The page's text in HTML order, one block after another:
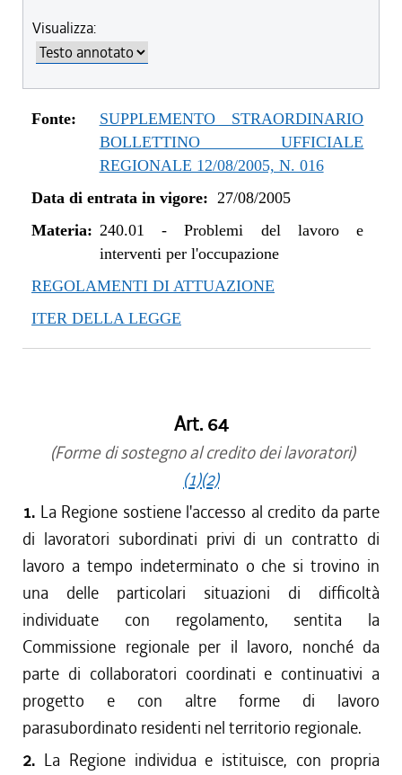
Visualizza:
Fonte:
SUPPLEMENTO STRAORDINARIO
BOLLETTINO UFFICIALE
REGIONALE 12/08/2005, N. 016
Data di entrata in vigore: 27/08/2005
Materia: 240.01 -Problemi del lavoro e
interventi per l'occupazione
REGOLAMENTI DI ATTUAZIONE
ITER DELLA LEGGE
Art. 64
(Forme di sostegno al credito dei lavoratori)
(1)(2)
1. La Regione sostiene l'accesso al credito da parte
di lavoratori subordinati privi di un contratto di
lavoro a tempo indeterminato o che si trovino in
una delle particolari situazioni di difficoltà
individuate con regolamento, sentita la
Commissione regionale per il lavoro, nonché da
parte di collaboratori coordinati e continuativi a
progetto e con altre forme di lavoro
parasubordinato residenti nel territorio regionale.
2. La Regione individua e istituisce, con propria